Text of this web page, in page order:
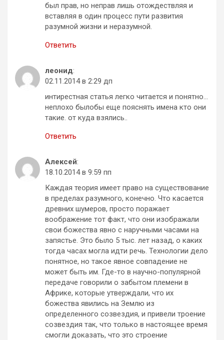
был прав, но неправ лишь отождествляя и
вставляя в один процесс пути развития
разумной жизни и неразумной.
Ответить
леонид:
02.11.2014 в 2:29 дп
интирестная статья легко читается и понятно…
неплохо былобы еще пояснять имена кто они
такие. от куда взялись..
Ответить
Алексей:
18.10.2014 в 9:59 пп
Каждая теория имеет право на существование
в пределах разумного, конечно. Что касается
древних шумеров, просто поражает
воображение тот факт, что они изображали
свои божества явно с наручными часами на
запястье. Это было 5 тыс. лет назад, о каких
тогда часах могла идти речь. Технологии дело
понятное, но такое явное совпадение не
может быть им. Где-то в научно-популярной
передаче говорили о забытом племени в
Африке, которые утверждали, что их
божества явились на Землю из
определенного созвездия, и привели троение
созвездия так, что только в настоящее время
смогли доказать, что это строение